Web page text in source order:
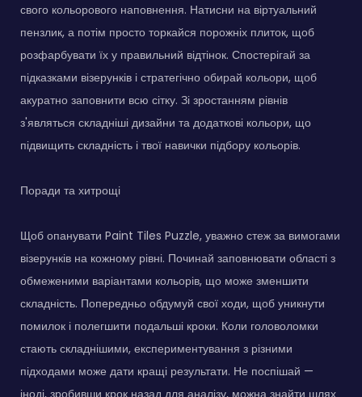
свого кольорового наповнення. Натисни на віртуальний
пензлик, а потім просто торкайся порожніх плиток, щоб
розфарбувати їх у правильний відтінок. Спостерігай за
підказками візерунків і стратегічно обирай кольори, щоб
акуратно заповнити всю сітку. Зі зростанням рівнів
з'являться складніші дизайни та додаткові кольори, що
підвищить складність і твої навички підбору кольорів.
Поради та хитрощі
Щоб опанувати Paint Tiles Puzzle, уважно стеж за вимогами
візерунків на кожному рівні. Починай заповнювати області з
обмеженими варіантами кольорів, що може зменшити
складність. Попередньо обдумуй свої ходи, щоб уникнути
помилок і полегшити подальші кроки. Коли головоломки
стають складнішими, експериментування з різними
підходами може дати кращі результати. Не поспішай —
іноді, зробивши крок назад для аналізу, можна знайти шлях